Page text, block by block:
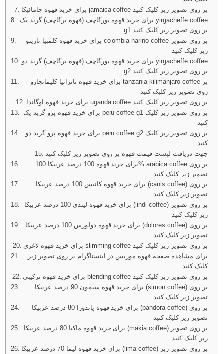
برای خرید قهوه جامائیکا jamaica coffee بر روی تصویر زیر کلیک کنید
برای خرید قهوه یورگاچف (قهوه یرگاچف) گرید یک yirgacheffe coffee
g1 بر روی تصویر زیر کلیک کنید
برای خرید قهوه کلمبیا نارینو colombia narino coffee بر روی تصویر
زیر کلیک کنید
برای خرید قهوه یورگاچف (قهوه یرگاچف) گرید دو yirgacheffe coffee
g2 بر روی تصویر زیر کلیک کنید
برای خرید قهوه تانزانیا کلیمانجارو tanzania kilimanjaro coffee بر
روی تصویر زیر کلیک کنید
برای خرید قهوه اوگاندا uganda coffee بر روی تصویر زیر کلیک کنید
برای خرید قهوه پرو گرید یک peru coffee g1 بر روی تصویر زیر کلیک
کنید
برای خرید قهوه پرو گرید دو peru coffee g2 بر روی تصویر زیر کلیک
کنید
جهت دریافت لیست قیمت قهوه بر روی تصویر زیر کلیک کنید
برای خرید قهوه 100 درصد عربیکا 100% arabica coffee بر روی
تصویر زیر کلیک کنید
برای خرید قهوه کانیس 100 درصد عربیکا (canis coffee) بر روی
تصویر زیر کلیک کنید
برای خرید قهوه لیندی 100 درصد عربیکا (lindi coffee) بر روی تصویر
زیر کلیک کنید
برای خرید قهوه دولورس 100 درصد عربیکا (dolores coffee) بر روی
تصویر زیر کلیک کنید
برای خرید قهوه لاغری slimming coffee بر روی تصویر زیر کلیک کنید
برای مشاهده صفحه قهوه موریس در اینستاگرام بر روی تصویر زیر
کلیک کنید
برای خرید قهوه ترکیبی blending coffee بر روی تصویر زیر کلیک کنید
برای خرید قهوه سیمون 90 درصد عربیکا (simon coffee) بر روی
تصویر زیر کلیک کنید
برای خرید قهوه پاندورا 80 درصد عربیکا (pandora coffee) بر روی
تصویر زیر کلیک کنید
برای خرید قهوه ماکیا 80 درصد عربیکا (makia coffee) بر روی تصویر
زیر کلیک کنید
برای خرید قهوه لیما 70 درصد عربیکا (lima coffee) بر روی تصویر زیر